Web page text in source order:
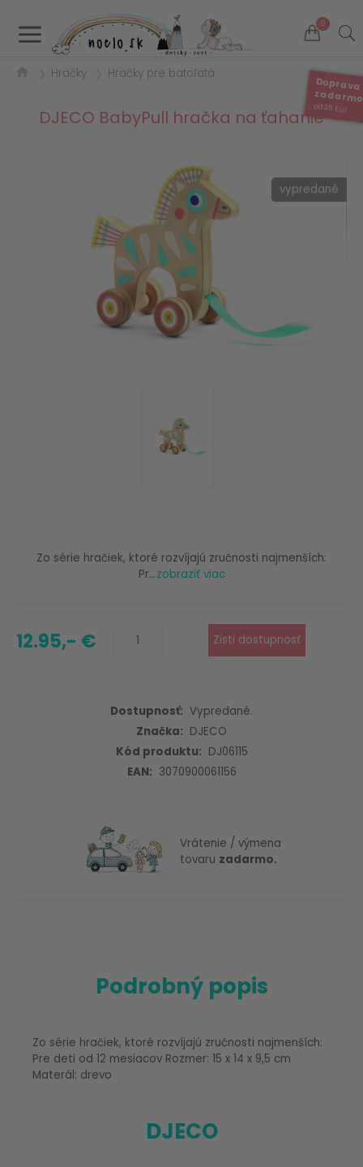
a 0
Doprava
od 35 Eur
Hračky Hračky pre batoľatá
DJECO BabyPull hračka na ťahanie
vypredané
Zo série hračiek, ktoré rozvíjajú zručnosti najmenších:
Pr...zobraziť viac
12.95,- €
Dostupnosť: Vypredané.
Značka: DJECO
Kód produktu: DJ06115
EAN: 3070900061156
Vrátenie / výmena
tovaru zadarmo.
Podrobný popis
Zo série hračiek, ktoré rozvíjajú zručnosti najmenších:
Pre deti od 12 mesiacov Rozmer: 15 x 14 x 9,5 cm
Materál: drevo
DJECO